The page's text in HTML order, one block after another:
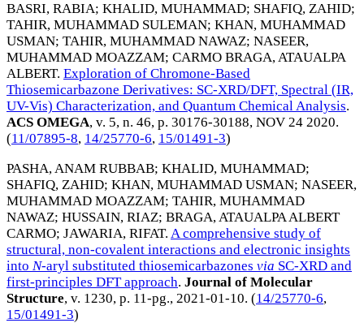
BASRI, RABIA; KHALID, MUHAMMAD; SHAFIQ, ZAHID;
TAHIR, MUHAMMAD SULEMAN; KHAN, MUHAMMAD
USMAN; TAHIR, MUHAMMAD NAWAZ; NASEER,
MUHAMMAD MOAZZAM; CARMO BRAGA, ATAUALPA
ALBERT. Exploration of Chromone-Based
Thiosemicarbazone Derivatives: SC-XRD/DFT, Spectral (IR,
UV-Vis) Characterization, and Quantum Chemical Analysis.
ACS OMEGA, v. 5, n. 46, p. 30176-30188, NOV 24 2020.
(11/07895-8, 14/25770-6, 15/01491-3)
PASHA, ANAM RUBBAB; KHALID, MUHAMMAD;
SHAFIQ, ZAHID; KHAN, MUHAMMAD USMAN; NASEER,
MUHAMMAD MOAZZAM; TAHIR, MUHAMMAD
NAWAZ; HUSSAIN, RIAZ; BRAGA, ATAUALPA ALBERT
CARMO; JAWARIA, RIFAT. A comprehensive study of
structural, non-covalent interactions and electronic insights
into N-aryl substituted thiosemicarbazones via SC-XRD and
first-principles DFT approach. Journal of Molecular
Structure, v. 1230, p. 11-pg., 2021-01-10. (14/25770-6,
15/01491-3)